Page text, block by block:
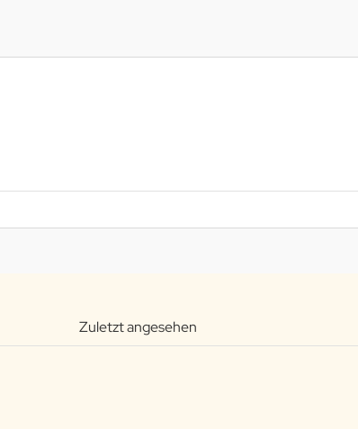
Zuletzt angesehen